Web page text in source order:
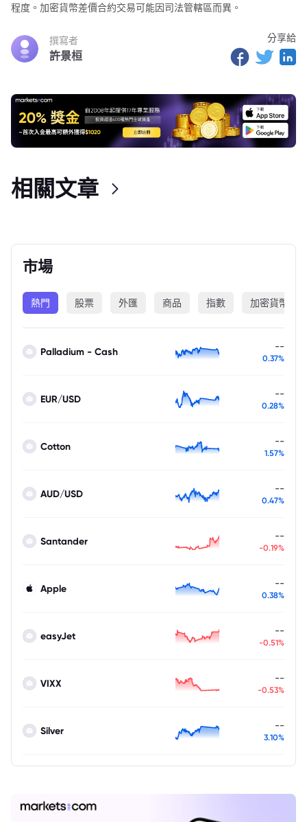
程度。加密貨幣差價合約交易可能因司法管轄區而異。
撰寫者
許景桓
分享給
市場
熱門 股票 外匯 商品 指數 加密貨幣
Palladium - Cash --
0.37%
EUR/USD --
0.28%
Cotton --
1.57%
AUD/USD --
0.47%
Santander --
-0.19%
Apple --
0.38%
easyJet --
-0.51%
VIXX --
-0.53%
Silver --
3.10%
相關文章